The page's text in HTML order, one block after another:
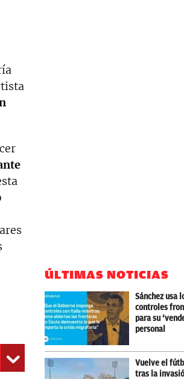
ÚLTIMAS NOTICIAS
Sánchez usa
controles
para su
personal
Vuelve el
tras la